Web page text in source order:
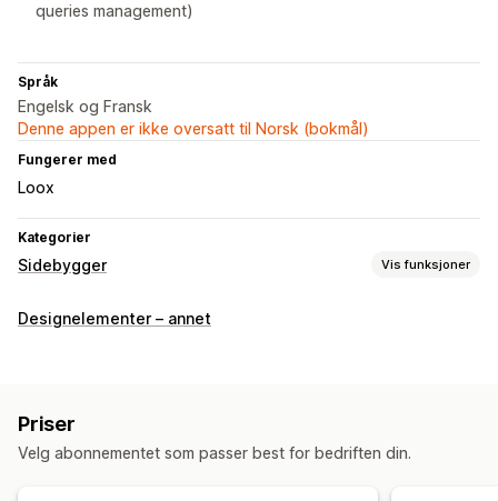
queries management)
Språk
Engelsk og Fransk
Denne appen er ikke oversatt til Norsk (bokmål)
Fungerer med
Loox
Kategorier
Sidebygger Vis funksjoner
Sidetyper
Hurtigvisning
Pressesider Karrieresider Juridiske sider
Designelementer – annet
Priser
Velg abonnementet som passer best for bedriften din.